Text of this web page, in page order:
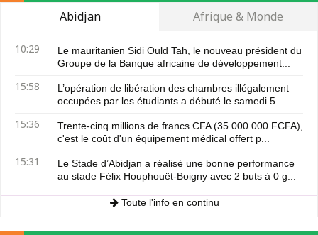
Abidjan Afrique & Monde
10:29
Le mauritanien Sidi Ould Tah, le nouveau président du
Groupe de la Banque africaine de développement...
15:58
L’opération de libération des chambres illégalement
occupées par les étudiants a débuté le samedi 5 ...
15:36
Trente-cinq millions de francs CFA (35 000 000 FCFA),
c'est le coût d'un équipement médical offert p...
15:31
Le Stade d’Abidjan a réalisé une bonne performance
au stade Félix Houphouët-Boigny avec 2 buts à 0 g...
Toute l'info en continu